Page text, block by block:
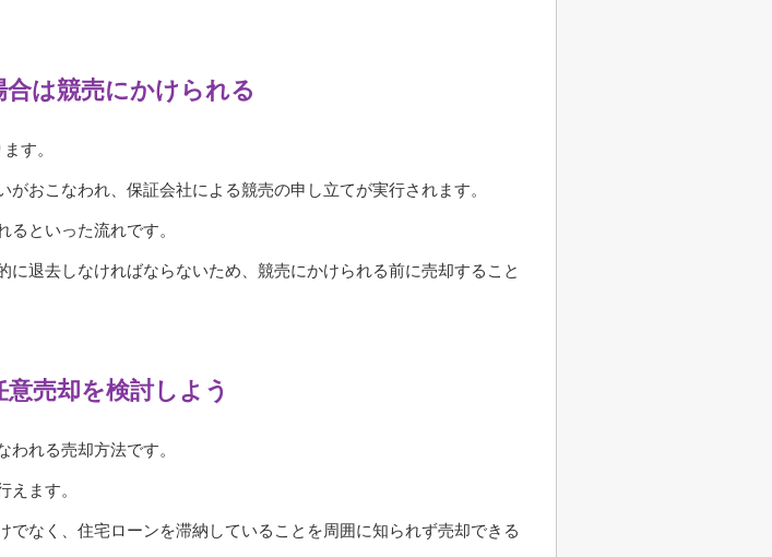
は競売にかけられる
す。
おこなわれ、保証会社による競売の申し立てが実行されます。
といった流れです。
退去しなければならないため、競売にかけられる前に売却すること
売却を検討しよう
れる売却方法です。
ます。
なく、住宅ローンを滞納していることを周囲に知られず売却できる